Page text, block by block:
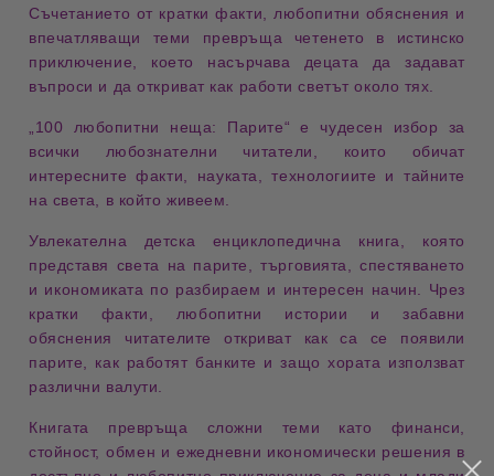
Съчетанието от краткифакти , любопитни обяснения и
впечатляващи теми
превръща четенето в истинско
приключение , което насърчава децата да задават
въпроси и да откриват как работисветът около тях.
„100 любопитни неща: Парите“ е чудесен избор за
всички любознателни читатели
, които обичат
интереснитефакти науката ,технологиите итайните
на света, в който живеем.
Увлекателна детска енциклопедична книга, която
представя света на парите ,търговията ,спестяването
и икономиката по разбираем и интересен начин. Чрез
кратки факти, любопитни истории и забавни
обяснения читателите откриват как са се появили
парите, как работят банките и защо хората използват
различни валути.
Книгата превръща сложни теми като финанси
стойност,обмен и ежедневни икономически решения в